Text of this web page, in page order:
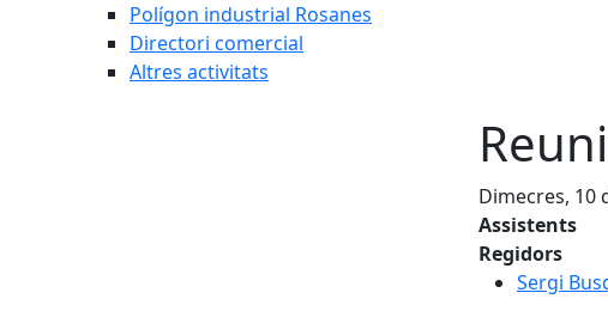
Polígon industrial Rosanes
Directori comercial
Altres activitats
Dimecres, 10
Assistents
Regidors
Sergi